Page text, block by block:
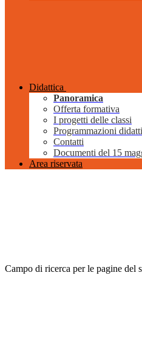
Didattica
Panoramica
Offerta formativa
I progetti delle classi
Programmazioni
Contatti
Documenti del 15
Area riservata
Campo di ricerca per le pagine del